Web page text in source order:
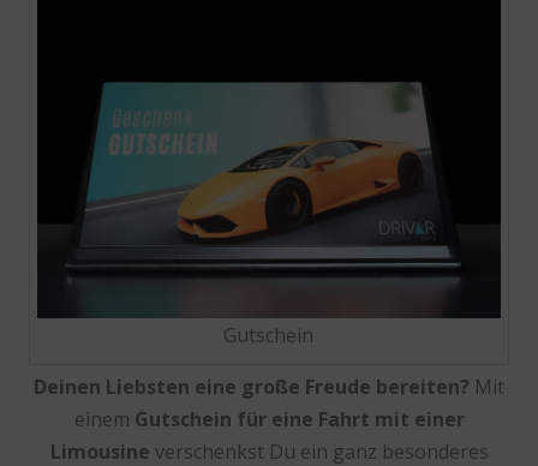
Gutschein
Deinen Liebsten eine große Freude bereiten? Mit
einem Gutschein für eine Fahrt mit einer
Limousine verschenkst Du ein ganz besonderes